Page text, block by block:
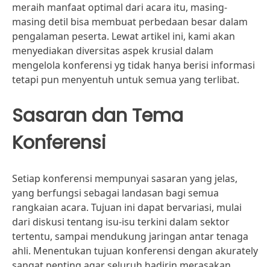
meraih manfaat optimal dari acara itu, masing-
masing detil bisa membuat perbedaan besar dalam
pengalaman peserta. Lewat artikel ini, kami akan
menyediakan diversitas aspek krusial dalam
mengelola konferensi yg tidak hanya berisi informasi
tetapi pun menyentuh untuk semua yang terlibat.
Sasaran dan Tema
Konferensi
Setiap konferensi mempunyai sasaran yang jelas,
yang berfungsi sebagai landasan bagi semua
rangkaian acara. Tujuan ini dapat bervariasi, mulai
dari diskusi tentang isu-isu terkini dalam sektor
tertentu, sampai mendukung jaringan antar tenaga
ahli. Menentukan tujuan konferensi dengan akurately